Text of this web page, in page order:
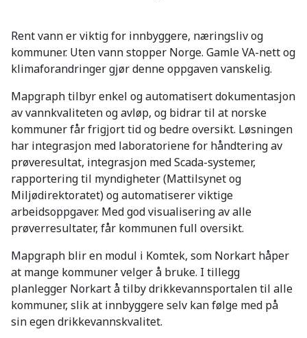
Rent vann er viktig for innbyggere, næringsliv og
kommuner. Uten vann stopper Norge. Gamle VA-nett og
klimaforandringer gjør denne oppgaven vanskelig.
Mapgraph tilbyr enkel og automatisert dokumentasjon
av vannkvaliteten og avløp, og bidrar til at norske
kommuner får frigjort tid og bedre oversikt. Løsningen
har integrasjon med laboratoriene for håndtering av
prøveresultat, integrasjon med Scada-systemer,
rapportering til myndigheter (Mattilsynet og
Miljødirektoratet) og automatiserer viktige
arbeidsoppgaver. Med god visualisering av alle
prøverresultater, får kommunen full oversikt.
Mapgraph blir en modul i Komtek, som Norkart håper
at mange kommuner velger å bruke. I tillegg
planlegger Norkart å tilby drikkevannsportalen til alle
kommuner, slik at innbyggere selv kan følge med på
sin egen drikkevannskvalitet.